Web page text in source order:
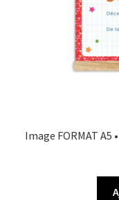
Image FORMAT A5